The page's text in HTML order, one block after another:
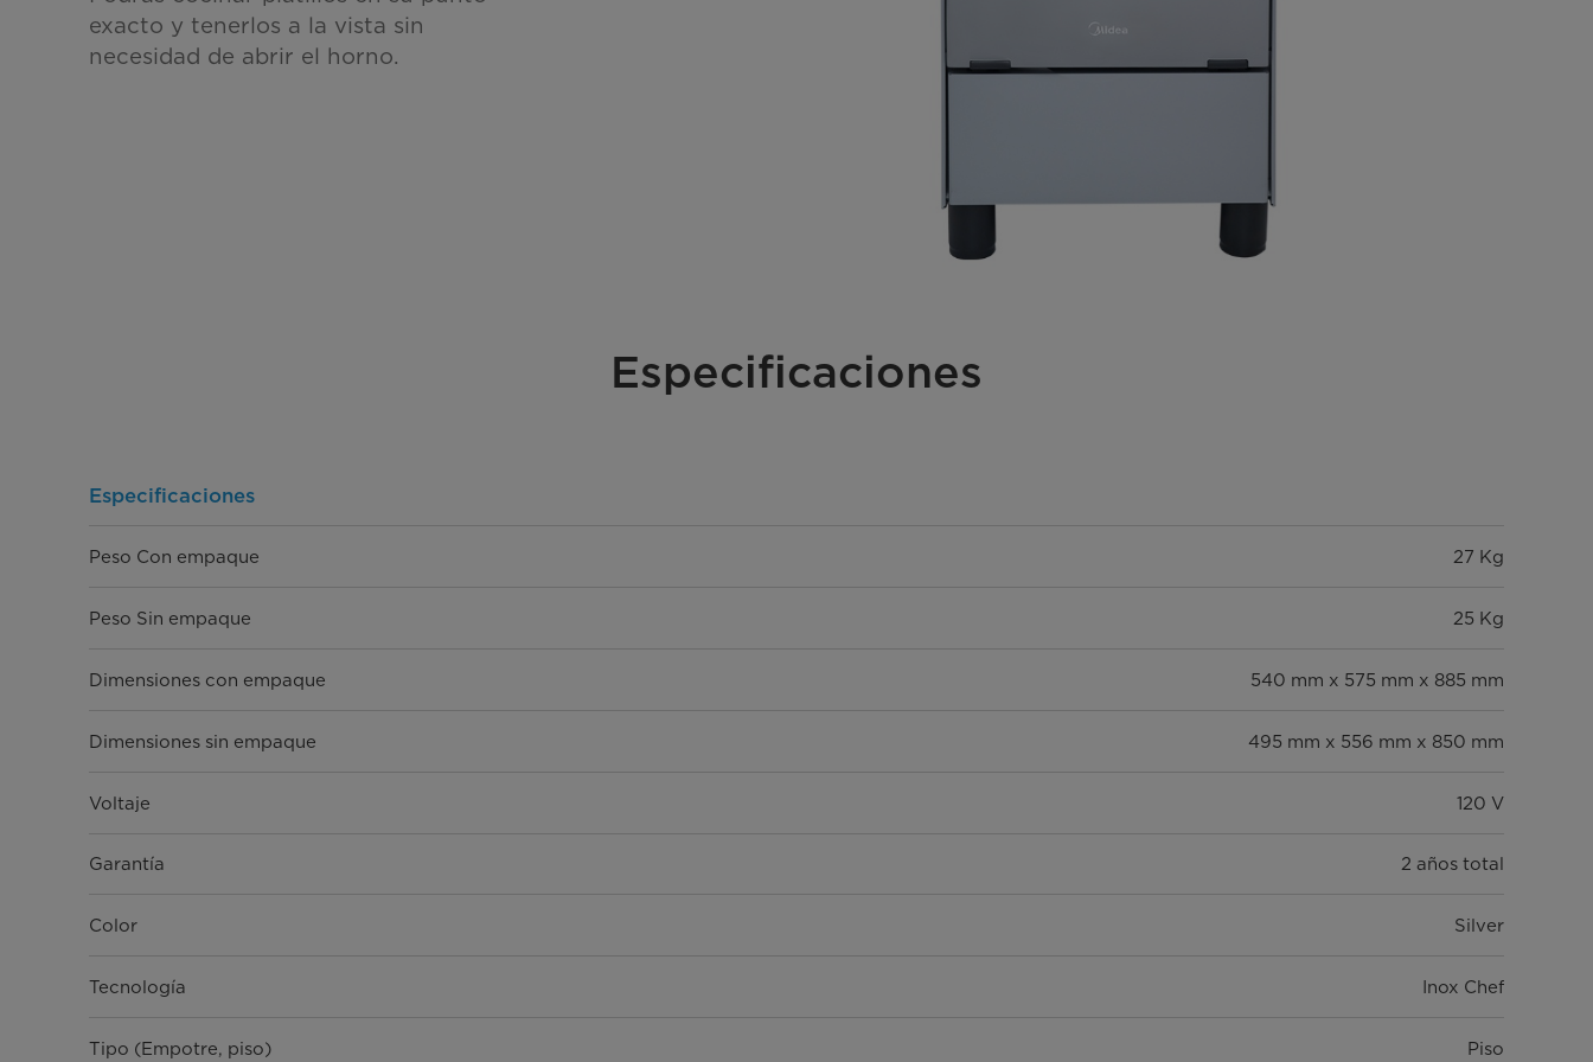
exacto y tenerlos a la vista sin
necesidad de abrir el horno.
Especificaciones
Especificaciones
Peso Con empaque 27 Kg
Peso Sin empaque 25 Kg
Dimensiones con empaque 540 mm x 575 mm x 885 mm
Dimensiones sin empaque 495 mm x 556 mm x 850 mm
Voltaje 120 V
Garantía 2 años total
Color Silver
Tecnología Inox Chef
Tipo (Empotre, piso) Piso